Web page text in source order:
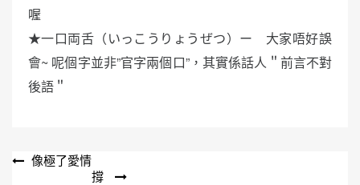
喔
★一口両舌（いっこうりょうぜつ）ー 大家唔好誤
會~ 呢個字並非”官字兩個口”，其實係話人＂前言不對
後語＂
文 像極了愛情
撐